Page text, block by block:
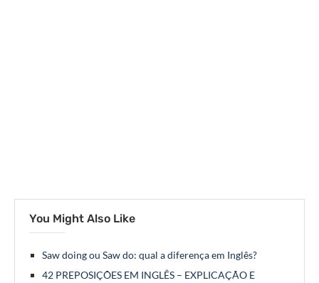
You Might Also Like
Saw doing ou Saw do: qual a diferença em Inglês?
42 PREPOSIÇÕES EM INGLÊS – EXPLICAÇÃO E